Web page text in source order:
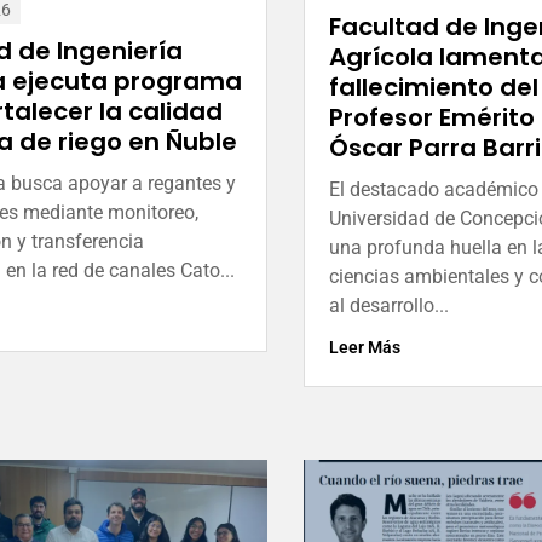
de Ingeniería
ejecuta programa
la calidad
de riego en Ñuble
busca apoyar a regantes y
mediante monitoreo,
y transferencia
la red de canales Cato...
Facultad de
Agrícola
fallecimiento del
Profesor Emérito
Óscar Parra
El destacado
Universidad de
una profunda huella en
ciencias ambientales y
al desarrollo...
Leer Más